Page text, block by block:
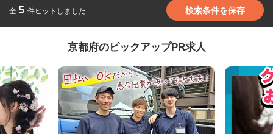
全 5 件ヒットしました 検索条件を保存
京都府のピックアップPR求人